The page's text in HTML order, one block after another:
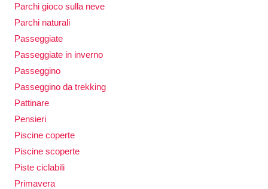
Parchi gioco sulla neve
Parchi naturali
Passeggiate
Passeggiate in inverno
Passeggino
Passeggino da trekking
Pattinare
Pensieri
Piscine coperte
Piscine scoperte
Piste ciclabili
Primavera